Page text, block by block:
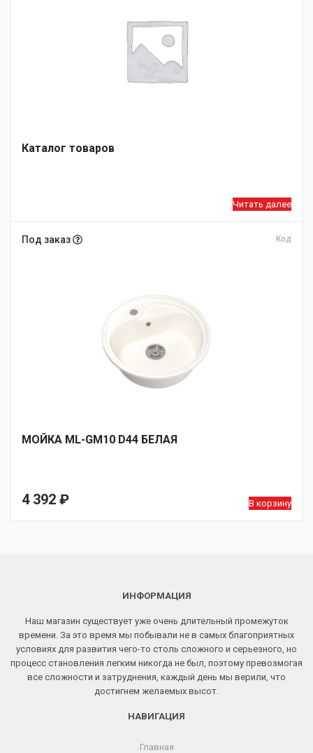
Каталог товаров
Читать далее
Под заказ Код
МОЙКA ML-GM10 D44 БЕЛАЯ
4 392 ₽ В корзину
ИНФОРМАЦИЯ
Наш магазин существует уже очень длительный промежуток
времени. За это время мы побывали не в самых благоприятных
условиях для развития чего-то столь сложного и серьезного, но
процесс становления легким никогда не был, поэтому превозмогая
все сложности и затруднения, каждый день мы верили, что
достигнем желаемых высот.
НАВИГАЦИЯ
Главная